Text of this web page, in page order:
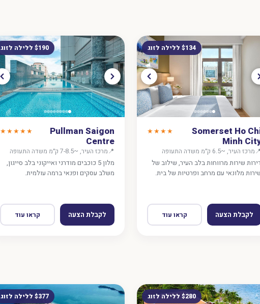
$134 ללילה לזוג
Somerset Ho
Minh
★★★★
📍מרכז העיר, ~6.5 ק״מ משדה התעופה
שירות מרווחות בלב העיר, שילוב של
מלונאי עם מרחב ופרטיות של בית.
לקבלת הצעה קראו עוד
$190 ללילה לזוג
Pullman Saigon
Centre
★★★★★
📍מרכז העיר, ~7-8.5 ק״מ משדה התעופה
מלון 5 כוכבים מודרני ואייקוני בלב סייגון,
משלב עסקים ופנאי ברמה עולמית.
לקבלת הצעה קראו עוד
$280 ללילה לזוג $377 ללילה לזוג